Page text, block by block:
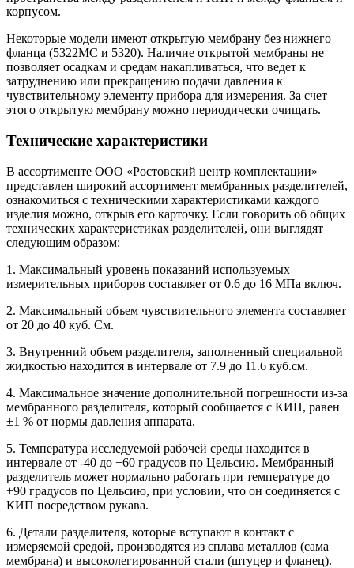
корпусом.
Некоторые модели имеют открытую мембрану без нижнего
фланца (5322МС и 5320). Наличие открытой мембраны не
позволяет осадкам и средам накапливаться, что ведет к
затруднению или прекращению подачи давления к
чувствительному элементу прибора для измерения. За счет
этого открытую мембрану можно периодически очищать.
Технические характеристики
В ассортименте ООО «Ростовский центр комплектации»
представлен широкий ассортимент мембранных разделителей,
ознакомиться с техническими характеристиками каждого
изделия можно, открыв его карточку. Если говорить об общих
технических характеристиках разделителей, они выглядят
следующим образом:
1. Максимальный уровень показаний используемых
измерительных приборов составляет от 0.6 до 16 МПа включ.
2. Максимальный объем чувствительного элемента составляет
от 20 до 40 куб. См.
3. Внутренний объем разделителя, заполненный специальной
жидкостью находится в интервале от 7.9 до 11.6 куб.см.
4. Максимальное значение дополнительной погрешности из-за
мембранного разделителя, который сообщается с КИП, равен
±1 % от нормы давления аппарата.
5. Температура исследуемой рабочей среды находится в
интервале от -40 до +60 градусов по Цельсию. Мембранный
разделитель может нормально работать при температуре до
+90 градусов по Цельсию, при условии, что он соединяется с
КИП посредством рукава.
6. Детали разделителя, которые вступают в контакт с
измеряемой средой, производятся из сплава металлов (сама
мембрана) и высоколегированной стали (штуцер и фланец).